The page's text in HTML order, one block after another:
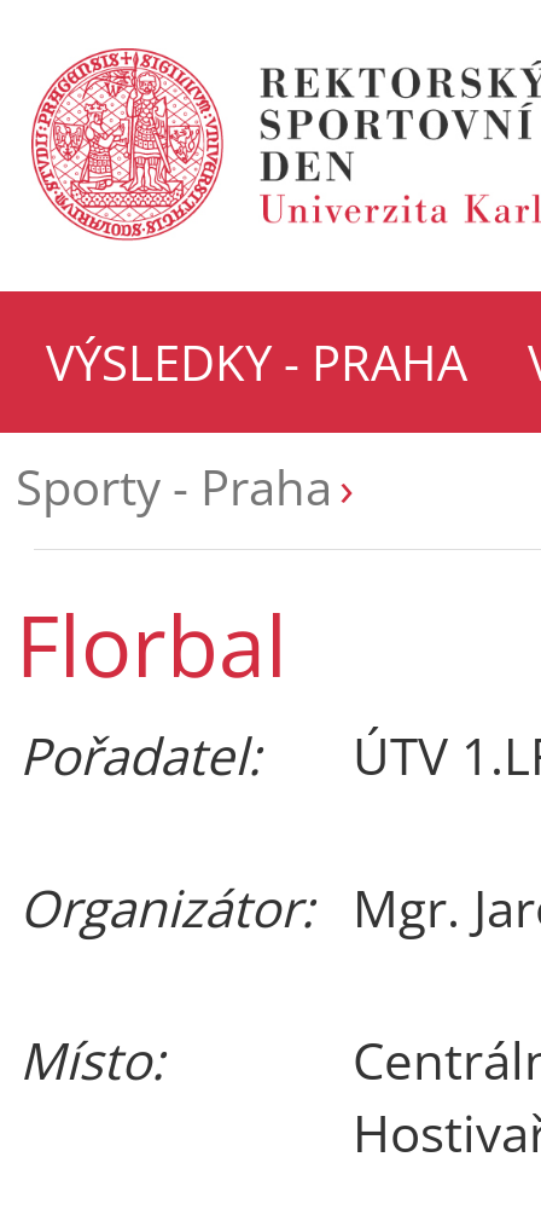
VÝSLEDKY - PRAHA
Sporty - Praha
Florbal
Pořadatel: ÚTV
Organizátor: Mgr.
Místo: